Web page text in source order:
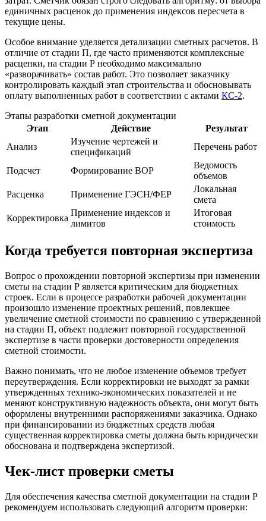
единичных расценок до применения индексов пересчета в
текущие цены.
Особое внимание уделяется детализации сметных расчетов. В
отличие от стадии П, где часто применяются комплексные
расценки, на стадии Р необходимо максимально
«разворачивать» состав работ. Это позволяет заказчику
контролировать каждый этап строительства и обосновывать
оплату выполненных работ в соответствии с актами КС-2.
Этапы разработки сметной документации
Этап
Действие
Результат
Анализ
Изучение чертежей и
спецификаций
Перечень работ
Подсчет Формирование ВОР
Ведомость
объемов
Расценка
Применение ГЭСН/ФЕР
Локальная
смета
Корректировка
Применение индексов и
лимитов
Итоговая
стоимость
Когда требуется повторная экспертиза
Вопрос о прохождении повторной экспертизы при изменении
сметы на стадии Р является критическим для бюджетных
строек. Если в процессе разработки рабочей документации
произошло изменение проектных решений, повлекшее
увеличение сметной стоимости по сравнению с утвержденной
на стадии П, объект подлежит повторной государственной
экспертизе в части проверки достоверности определения
сметной стоимости.
Важно понимать, что не любое изменение объемов требует
переутверждения. Если корректировки не выходят за рамки
утвержденных технико-экономических показателей и не
меняют конструктивную надежность объекта, они могут быть
оформлены внутренними распоряжениями заказчика. Однако
при финансировании из бюджетных средств любая
существенная корректировка сметы должна быть юридически
обоснована и подтверждена экспертизой.
Чек-лист проверки сметы
Для обеспечения качества сметной документации на стадии Р
рекомендуем использовать следующий алгоритм проверки: